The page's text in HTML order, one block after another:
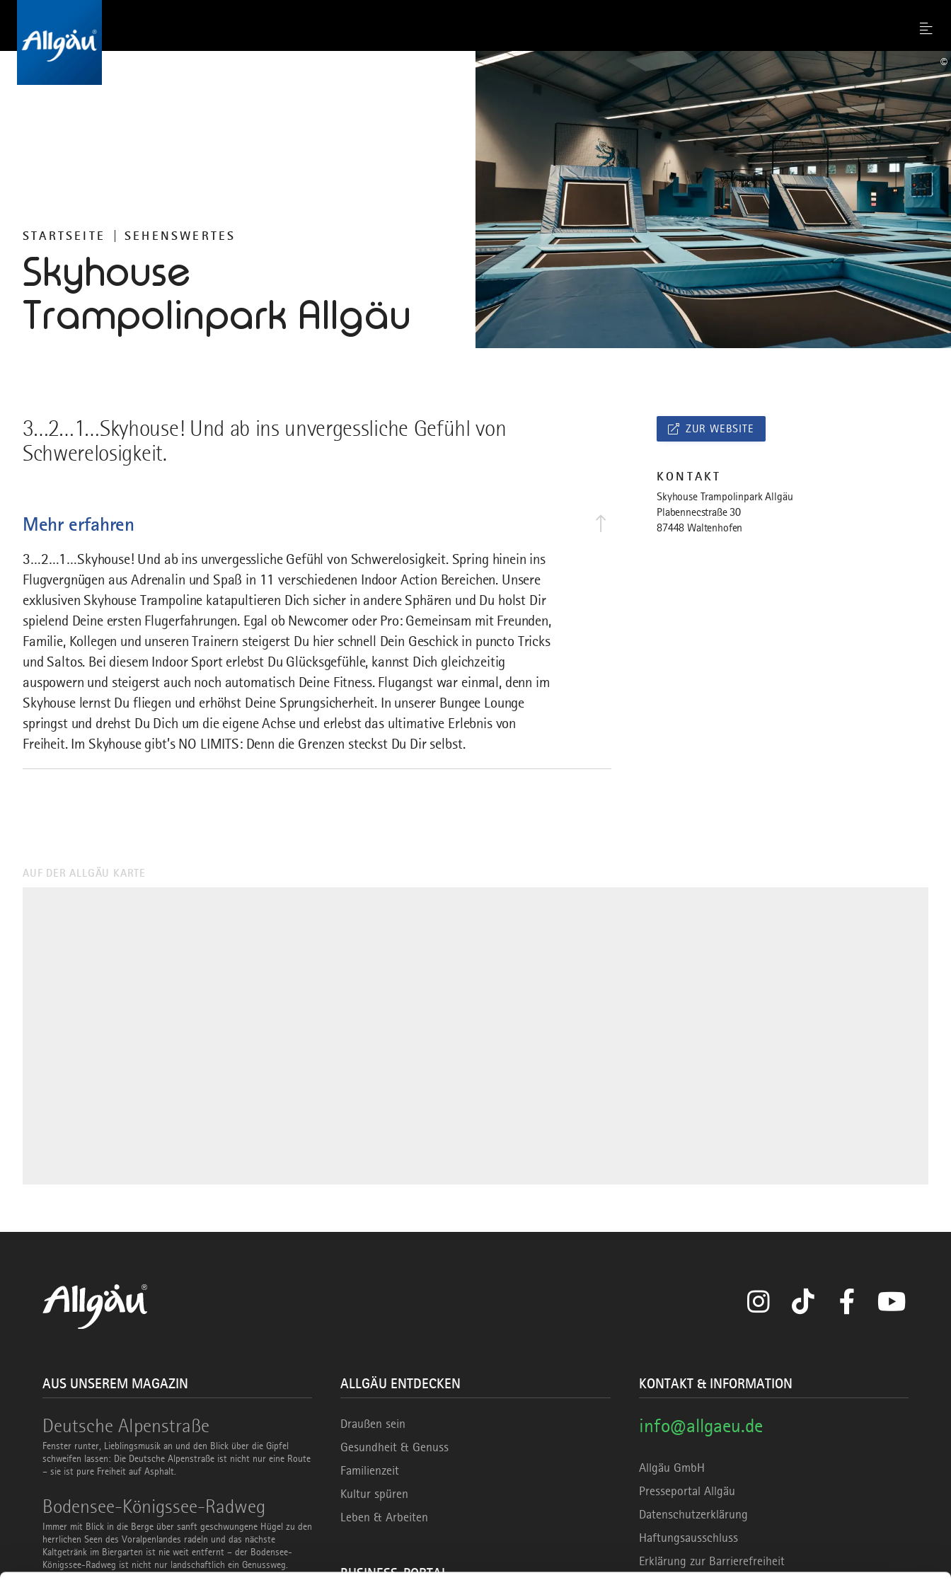
Menu
STARTSEITE SEHENSWERTES
Skyhouse
Trampolinpark Allgäu
©
3…2…1…Skyhouse! Und ab ins unvergessliche Gefühl von
Schwerelosigkeit.
Mehr erfahren
3…2…1…Skyhouse! Und ab ins unvergessliche Gefühl von Schwerelosigkeit. Spring hinein ins
Flugvergnügen aus Adrenalin und Spaß in 11 verschiedenen Indoor Action Bereichen. Unsere
exklusiven Skyhouse Trampoline katapultieren Dich sicher in andere Sphären und Du holst Dir
spielend Deine ersten Flugerfahrungen. Egal ob Newcomer oder Pro: Gemeinsam mit Freunden,
Familie, Kollegen und unseren Trainern steigerst Du hier schnell Dein Geschick in puncto Tricks
und Saltos. Bei diesem Indoor Sport erlebst Du Glücksgefühle, kannst Dich gleichzeitig
auspowern und steigerst auch noch automatisch Deine Fitness. Flugangst war einmal, denn im
Skyhouse lernst Du fliegen und erhöhst Deine Sprungsicherheit. In unserer Bungee Lounge
springst und drehst Du Dich um die eigene Achse und erlebst das ultimative Erlebnis von
Freiheit. Im Skyhouse gibt’s NO LIMITS: Denn die Grenzen steckst Du Dir selbst.
ZUR WEBSITE
KONTAKT
Skyhouse Trampolinpark Allgäu
Plabennecstraße 30
87448 Waltenhofen
AUF DER ALLGÄU KARTE
Instagram TikTok Facebook
AUS UNSEREM MAGAZIN
Deutsche Alpenstraße
Fenster runter, Lieblingsmusik an und den Blick über die Gipfel
schweifen lassen: Die Deutsche Alpenstraße ist nicht nur eine Route
– sie ist pure Freiheit auf Asphalt.
Deutsche
Alpenstraße
Bodensee-Königssee-Radweg
Immer mit Blick in die Berge über sanft geschwungene Hügel zu den
herrlichen Seen des Voralpenlandes radeln und das nächste
Kaltgetränk im Biergarten ist nie weit entfernt – der Bodensee-
Königssee-Radweg ist nicht nur landschaftlich ein Genussweg.
Bodensee-
Königssee-
Radweg
ALLGÄU ENTDECKEN
Draußen sein
Gesundheit & Genuss
Familienzeit
Kultur spüren
Leben & Arbeiten
BUSINESS-PORTAL
KONTAKT & INFORMATION
info@allgaeu.de
Allgäu GmbH
Presseportal Allgäu
Datenschutzerklärung
Haftungsausschluss
Erklärung zur Barrierefreiheit